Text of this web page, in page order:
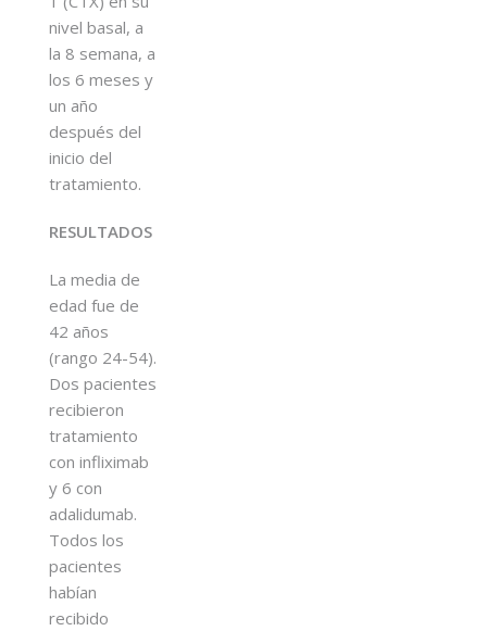
nivel basal, a
la 8 semana, a
los 6 meses y
un año
después del
inicio del
tratamiento.
RESULTADOS
La media de
edad fue de
42 años
(rango 24-54).
Dos pacientes
recibieron
tratamiento
con infliximab
y 6 con
adalidumab.
Todos los
pacientes
habían
recibido